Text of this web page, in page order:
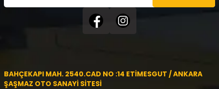
BAHÇEKAPI MAH. 2540.CAD NO :14 ETİMESGUT / ANKARA
ŞAŞMAZ OTO SANAYİ SİTESİ